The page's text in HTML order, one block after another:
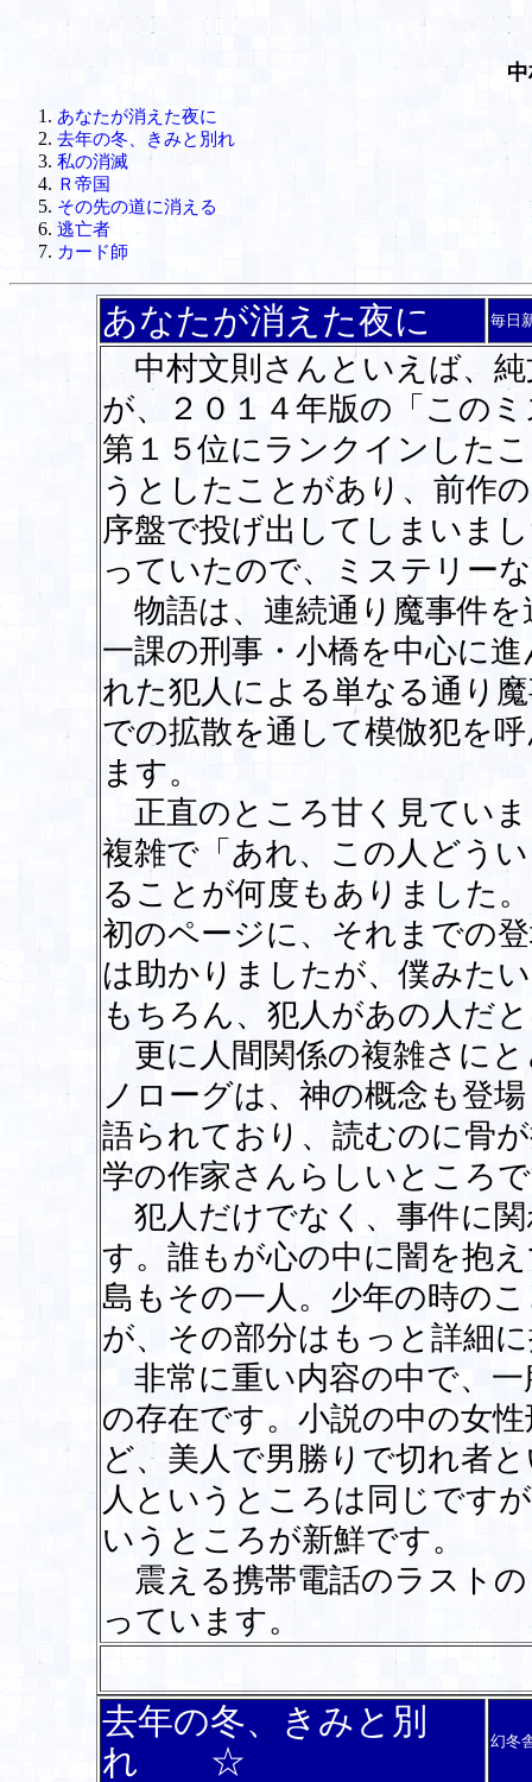
あなたが消えた夜に
去年の冬、きみと別れ
私の消滅
Ｒ帝国
その先の道に消える
逃亡者
カード師
あなたが消えた夜に 毎日
中村文則さんといえば、
が、２０１４年版の「この
第１５位にランクインした
うとしたことがあり、前作
序盤で投げ出してしまいま
っていたので、ミステリー
物語は、連続通り魔事件を
一課の刑事・小橋を中心に
れた犯人による単なる通り
での拡散を通して模倣犯を
ます。
正直のところ甘く見てい
複雑で「あれ、この人どう
ることが何度もありました
初のページに、それまでの
は助かりましたが、僕みた
もちろん、犯人があの人だ
更に人間関係の複雑さに
ノローグは、神の概念も登
語られており、読むのに骨
学の作家さんらしいところ
犯人だけでなく、事件に
す。誰もが心の中に闇を抱
島もその一人。少年の時の
が、その部分はもっと詳細
非常に重い内容の中で、
の存在です。小説の中の女
ど、美人で男勝りで切れ者
人というところは同じです
いうところが新鮮です。
震える携帯電話のラスト
っています。
去年の冬、きみと別
れ ☆
幻冬